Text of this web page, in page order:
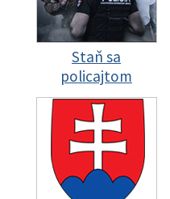
Staň sa
policajtom